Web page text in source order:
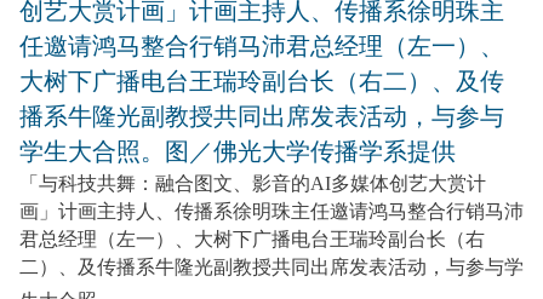
「与科技共舞：融合图文、影音的AI多媒体创艺大赏计
画」计画主持人、传播系徐明珠主任邀请鸿马整合行销马沛
君总经理（左一）、大树下广播电台王瑞玲副台长（右
二）、及传播系牛隆光副教授共同出席发表活动，与参与学